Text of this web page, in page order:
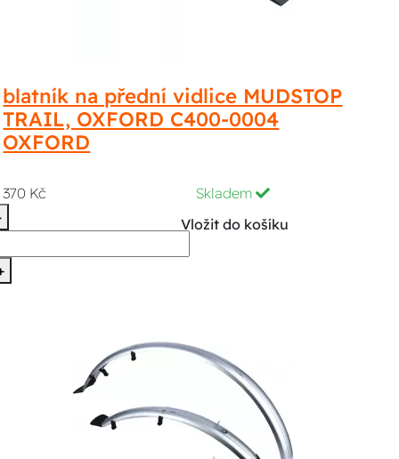
blatník na přední vidlice MUDSTOP
TRAIL, OXFORD C400-0004
OXFORD
370 Kč
Skladem
Vložit do košíku